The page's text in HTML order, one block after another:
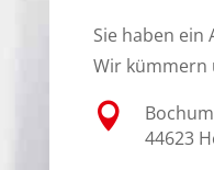
Sie haben ein
Wir kümmern

44623